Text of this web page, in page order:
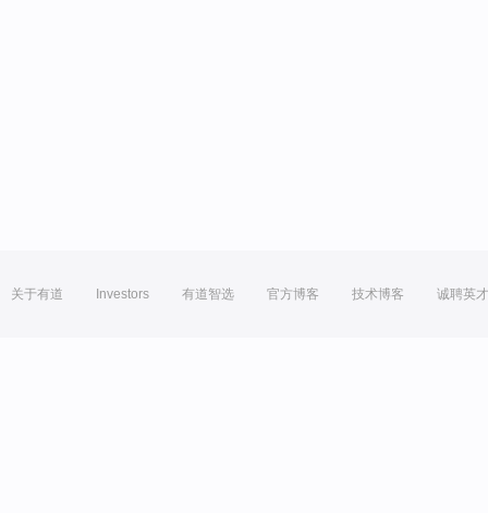
关于有道 Investors 有道智选 官方博客 技术博客 诚聘英才